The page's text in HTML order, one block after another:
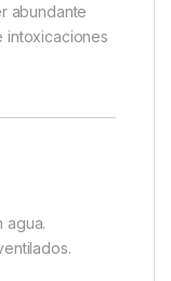
abundante
intoxicaciones
agua.